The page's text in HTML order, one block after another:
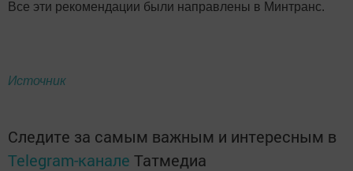
Все эти рекомендации были направлены в Минтранс.
Источник
Следите за самым важным и интересным в
Telegram-канале Татмедиа